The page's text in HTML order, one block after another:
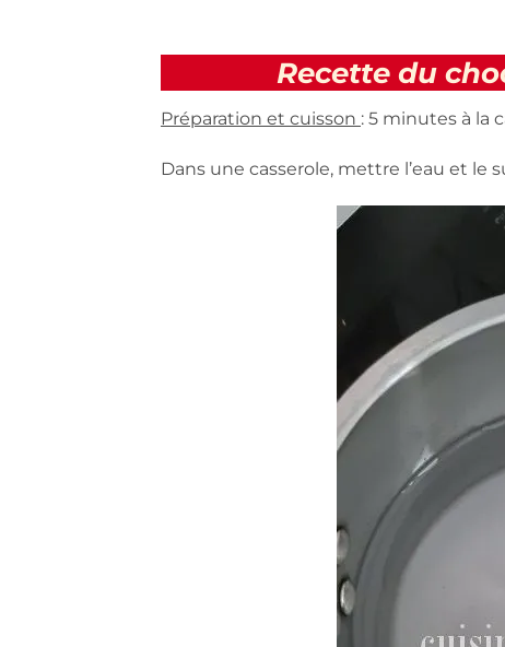
Recette du
Préparation et cuisson : 5 minutes à la
Dans une casserole, mettre l’eau et le